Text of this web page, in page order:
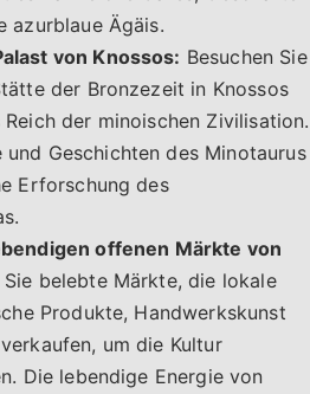
azurblaue Ägäis.
von Knossos: Besuchen Sie
der Bronzezeit in Knossos
der minoischen Zivilisation.
und Geschichten des Minotaurus
Erforschung des
offenen Märkte von
Sie belebte Märkte, die lokale
Produkte, Handwerkskunst
um die Kultur
Die lebendige Energie von